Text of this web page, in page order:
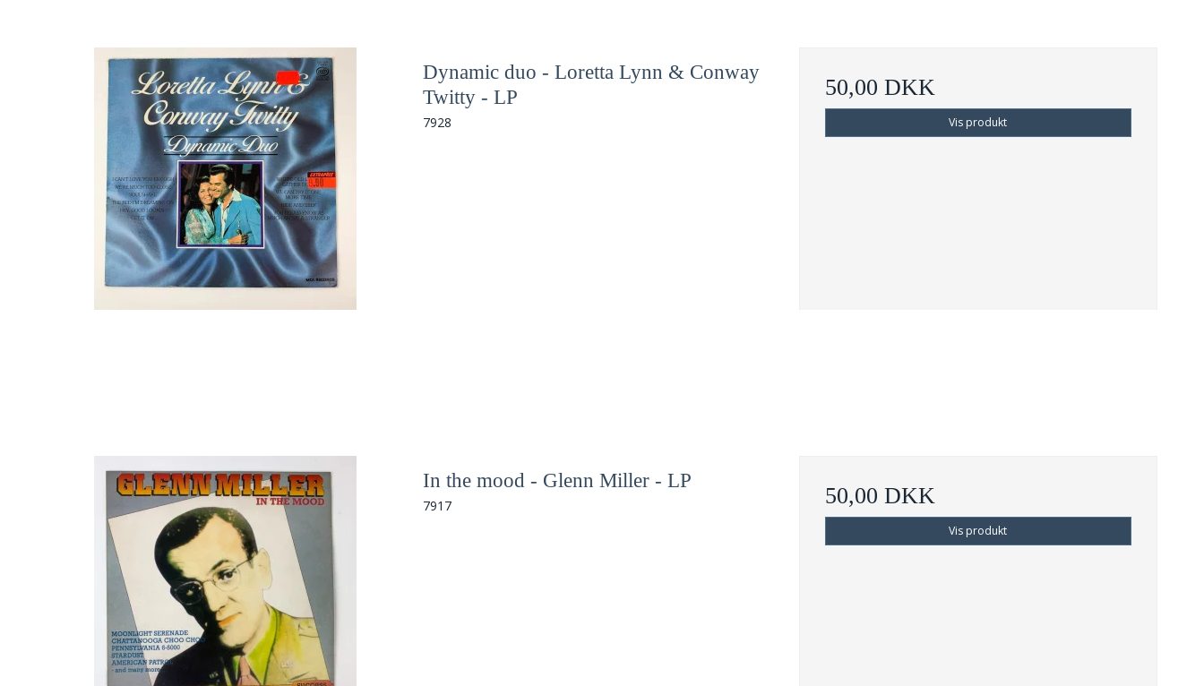
Dynamic duo - Loretta Lynn & Conway
Twitty - LP
7928
50,00 DKK
Vis produkt
In the mood - Glenn Miller - LP
7917 50,00 DKK
Vis produkt